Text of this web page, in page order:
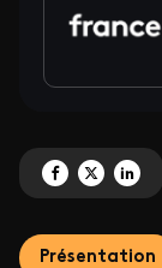
Partagez '34
Partagez
Présentation